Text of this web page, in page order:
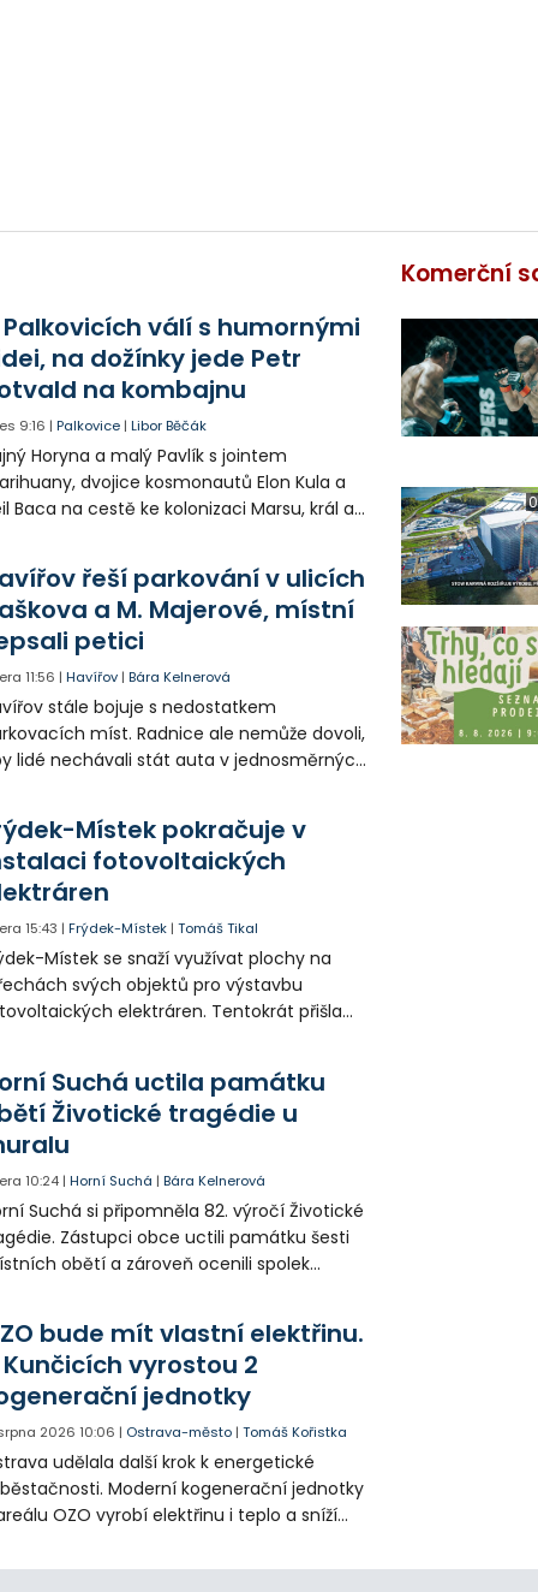
Palkovicích válí s humornými
na dožínky jede Petr
na kombajnu
9:16 |Palkovice |Libor Běčák
Horyna a malý Pavlík s jointem
dvojice kosmonautů Elon Kula a
Baca na cestě ke kolonizaci Marsu, král a
a místostarosta David Kula.
řeší parkování v ulicích
a M. Majerové, místní
petici
11:56 |Havířov |Bára Kelnerová
stále bojuje s nedostatkem
míst. Radnice ale nemůže dovoli,
lidé nechávali stát auta v jednosměrných
někteří obyvatelé rozhodli sepsat petici.
Místek pokračuje v
fotovoltaických
15:43 |Frýdek-Místek |Tomáš Tikal
Místek se snaží využívat plochy na
svých objektů pro výstavbu
elektráren. Tentokrát přišla
Suchá uctila památku
Životické tragédie u
10:24 |Horní Suchá |Bára Kelnerová
Suchá si připomněla 82. výročí Životické
Zástupci obce uctili památku šesti
obětí a zároveň ocenili spolek
bude mít vlastní elektřinu.
Kunčicích vyrostou 2
jednotky
2026 10:06 | Ostrava-město |Tomáš Kořistka
udělala další krok k energetické
Moderní kogenerační jednotky
OZO vyrobí elektřinu i teplo a sníží
přímo v Kunčicích.
Komerční